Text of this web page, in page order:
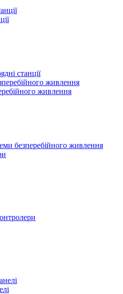
станції
живлення
безперебійного живлення